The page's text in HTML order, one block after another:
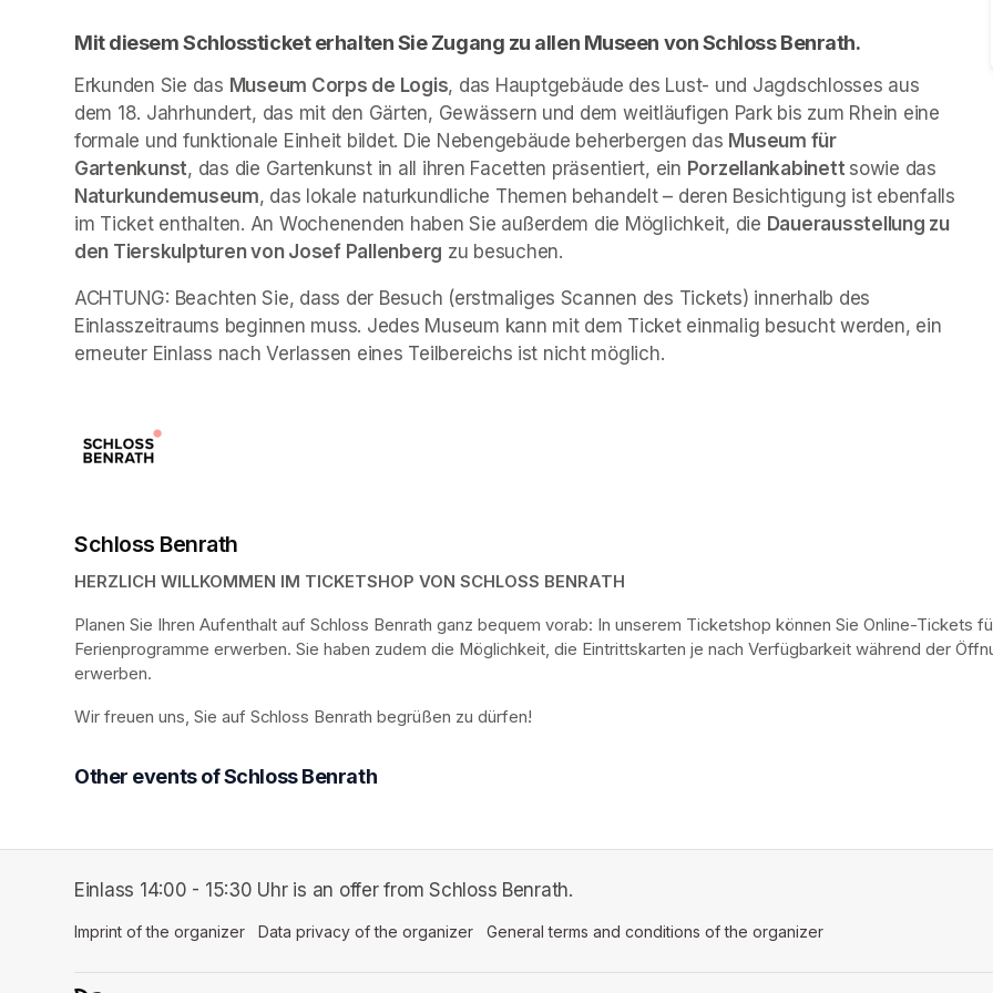
Mit diesem Schlossticket erhalten Sie Zugang zu allen Museen von Schloss Benrath.
Erkunden Sie das Museum Corps de Logis, das Hauptgebäude des Lust- und Jagdschlosses aus
dem 18. Jahrhundert, das mit den Gärten, Gewässern und dem weitläufigen Park bis zum Rhein eine
formale und funktionale Einheit bildet. Die Nebengebäude beherbergen das Museum für
Gartenkunst, das die Gartenkunst in all ihren Facetten präsentiert, ein Porzellankabinett
Naturkundemuseum, das lokale naturkundliche Themen behandelt – deren Besichtigung ist ebenfalls
im Ticket enthalten. An Wochenenden haben Sie außerdem die Möglichkeit, die Dauerausstellung zu
den Tierskulpturen von Josef Pallenberg zu besuchen.
ACHTUNG: Beachten Sie, dass der Besuch (erstmaliges Scannen des Tickets) innerhalb des
Einlasszeitraums beginnen muss. Jedes Museum kann mit dem Ticket einmalig besucht werden, ein
erneuter Einlass nach Verlassen eines Teilbereichs ist nicht möglich.
Schloss Benrath
HERZLICH WILLKOMMEN IM TICKETSHOP VON SCHLOSS BENRATH
Planen Sie Ihren Aufenthalt auf Schloss Benrath ganz bequem vorab: In unserem Ticketshop können Sie Online-Tickets
Ferienprogramme erwerben. Sie haben zudem die Möglichkeit, die Eintrittskarten je nach Verfügbarkeit während der
erwerben.
Wir freuen uns, Sie auf Schloss Benrath begrüßen zu dürfen!
Other events of Schloss Benrath
Einlass 14:00 - 15:30 Uhr is an offer from Schloss Benrath.
Imprint of the organizer (opens in a new tab)
Data privacy of the organizer (opens in a new tab)
General terms and conditions of the organizer